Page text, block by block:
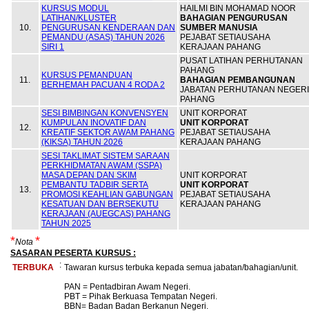
10.
KURSUS MODUL
LATIHAN/KLUSTER
PENGURUSAN KENDERAAN DAN
PEMANDU (ASAS) TAHUN 2026
SIRI 1
HAILMI BIN MOHAMAD NOOR
BAHAGIAN PENGURUSAN
SUMBER MANUSIA
PEJABAT SETIAUSAHA
KERAJAAN PAHANG
11.
KURSUS PEMANDUAN
BERHEMAH PACUAN 4 RODA 2
PUSAT LATIHAN PERHUTANAN
PAHANG
BAHAGIAN PEMBANGUNAN
JABATAN PERHUTANAN NEGERI
PAHANG
12.
SESI BIMBINGAN KONVENSYEN
KUMPULAN INOVATIF DAN
KREATIF SEKTOR AWAM PAHANG
(KIKSA) TAHUN 2026
UNIT KORPORAT
UNIT KORPORAT
PEJABAT SETIAUSAHA
KERAJAAN PAHANG
13.
SESI TAKLIMAT SISTEM SARAAN
PERKHIDMATAN AWAM (SSPA)
MASA DEPAN DAN SKIM
PEMBANTU TADBIR SERTA
PROMOSI KEAHLIAN GABUNGAN
KESATUAN DAN BERSEKUTU
KERAJAAN (AUEGCAS) PAHANG
TAHUN 2025
UNIT KORPORAT
UNIT KORPORAT
PEJABAT SETIAUSAHA
KERAJAAN PAHANG
*Nota *
SASARAN PESERTA KURSUS :
TERBUKA
: Tawaran kursus terbuka kepada semua jabatan/bahagian/unit.
PAN = Pentadbiran Awam Negeri.
PBT = Pihak Berkuasa Tempatan Negeri.
BBN= Badan Badan Berkanun Negeri.